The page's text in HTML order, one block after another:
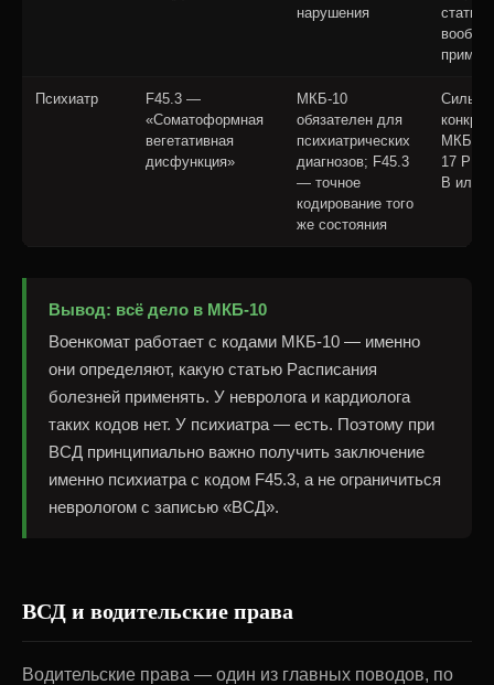
нарушения
статья
вообще
Психиатр
F45.3 —
«Соматоформная
вегетативная
дисфункция»
МКБ-10
обязателен для
психиатрических
диагнозов; F45.3
— точное
кодирование того
же состояния
МКБ-
17 РБ,
В или Д
Вывод: всё дело в МКБ-10
Военкомат работает с кодами МКБ-10 — именно
они определяют, какую статью Расписания
болезней применять. У невролога и кардиолога
таких кодов нет. У психиатра — есть. Поэтому при
ВСД принципиально важно получить заключение
именно психиатра с кодом F45.3, а не ограничиться
неврологом с записью «ВСД».
ВСД и водительские права
Водительские права — один из главных поводов, по